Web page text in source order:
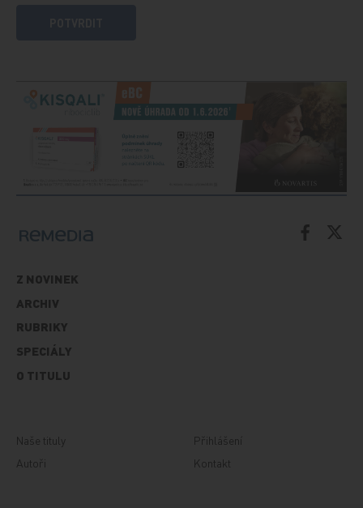
Z NOVINEK
ARCHIV
RUBRIKY
SPECIÁLY
O TITULU
Naše tituly
Autoři
Přihlášení
Kontakt